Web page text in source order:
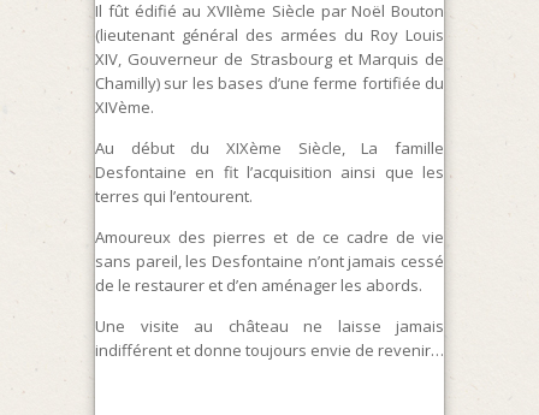
Il fût édifié au XVIIème Siècle par Noël Bouton
(lieutenant général des armées du Roy Louis
XIV, Gouverneur de Strasbourg et Marquis de
Chamilly) sur les bases d’une ferme fortifiée du
XIVème.
Au début du XIXème Siècle, La famille
Desfontaine en fit l’acquisition ainsi que les
terres qui l’entourent.
Amoureux des pierres et de ce cadre de vie
sans pareil, les Desfontaine n’ont jamais cessé
de le restaurer et d’en aménager les abords.
Une visite au château ne laisse jamais
indifférent et donne toujours envie de revenir…